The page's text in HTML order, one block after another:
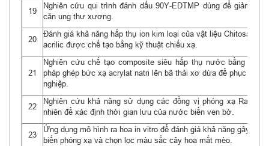
19
Nghiên cứu qui trình đánh dấu 90Y-EDTMP dùng để giảm
căn ung thư xương.
20
Đánh giá khả năng hấp thụ ion kim loại của vật liệu Chitosan-g-
acrilic được chế tạo bằng kỹ thuật chiếu xạ.
21
Nghiên cứu chế tạo composite siêu hấp thụ nước bằng
pháp ghép bức xạ acrylat natri lên bã thải xơ dừa để phục vụ
nghiệp.
22
Nghiên cứu khả năng sử dụng các đồng vị phóng xạ Radium
nhiên để xác định thời gian lưu của nước biển ven bờ.
23
Ứng dụng mô hình ra hoa in vitro để đánh giá khả năng gây tạo
biến phóng xạ và chọn lọc màu sắc cây hoa mắt mèo.